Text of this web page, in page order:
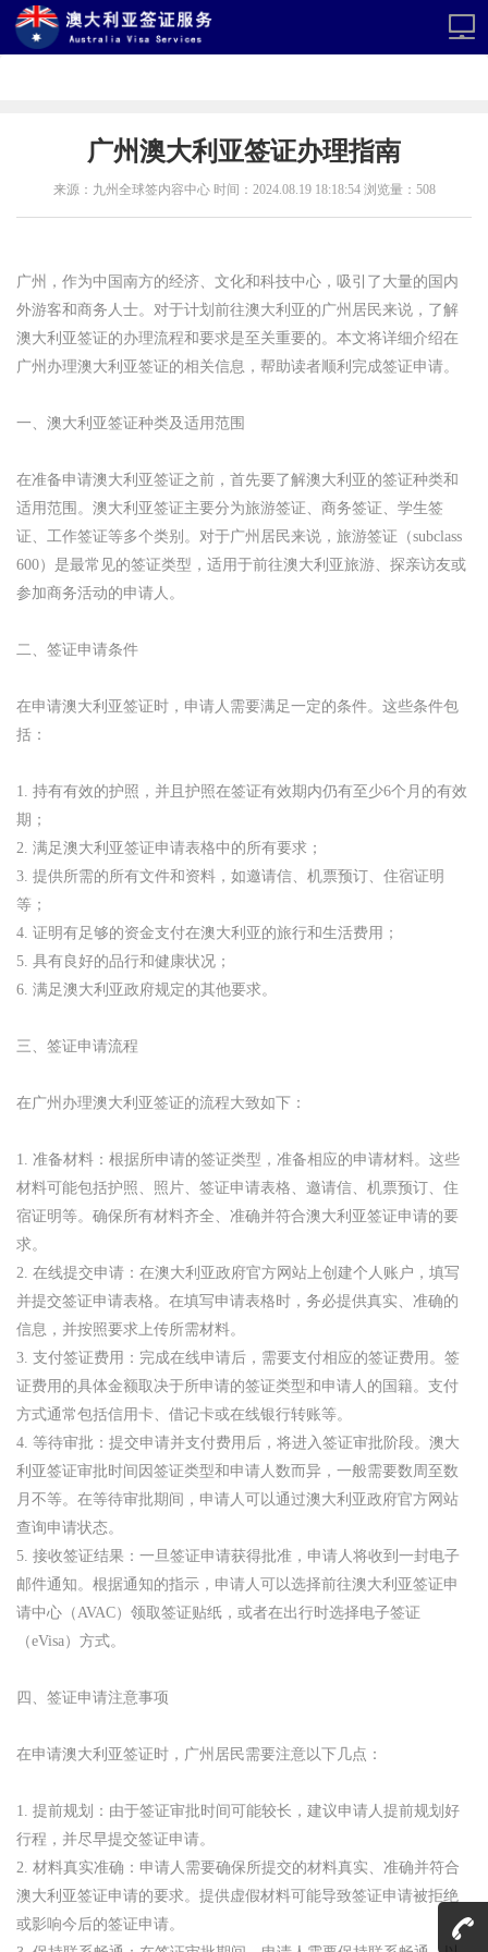
广州澳大利亚签证办理指南
来源：九州全球签内容中心 时间：2024.08.19 18:18:54 浏览量：508
广州，作为中国南方的经济、文化和科技中心，吸引了大量的国内
外游客和商务人士。对于计划前往澳大利亚的广州居民来说，了解
澳大利亚签证的办理流程和要求是至关重要的。本文将详细介绍在
广州办理澳大利亚签证的相关信息，帮助读者顺利完成签证申请。
一、澳大利亚签证种类及适用范围
在准备申请澳大利亚签证之前，首先要了解澳大利亚的签证种类和
适用范围。澳大利亚签证主要分为旅游签证、商务签证、学生签
证、工作签证等多个类别。对于广州居民来说，旅游签证（subclass
600）是最常见的签证类型，适用于前往澳大利亚旅游、探亲访友或
参加商务活动的申请人。
二、签证申请条件
在申请澳大利亚签证时，申请人需要满足一定的条件。这些条件包
括：
1. 持有有效的护照，并且护照在签证有效期内仍有至少6个月的有效
期；
2. 满足澳大利亚签证申请表格中的所有要求；
3. 提供所需的所有文件和资料，如邀请信、机票预订、住宿证明
等；
4. 证明有足够的资金支付在澳大利亚的旅行和生活费用；
5. 具有良好的品行和健康状况；
6. 满足澳大利亚政府规定的其他要求。
三、签证申请流程
在广州办理澳大利亚签证的流程大致如下：
1. 准备材料：根据所申请的签证类型，准备相应的申请材料。这些
材料可能包括护照、照片、签证申请表格、邀请信、机票预订、住
宿证明等。确保所有材料齐全、准确并符合澳大利亚签证申请的要
求。
2. 在线提交申请：在澳大利亚政府官方网站上创建个人账户，填写
并提交签证申请表格。在填写申请表格时，务必提供真实、准确的
信息，并按照要求上传所需材料。
3. 支付签证费用：完成在线申请后，需要支付相应的签证费用。签
证费用的具体金额取决于所申请的签证类型和申请人的国籍。支付
方式通常包括信用卡、借记卡或在线银行转账等。
4. 等待审批：提交申请并支付费用后，将进入签证审批阶段。澳大
利亚签证审批时间因签证类型和申请人数而异，一般需要数周至数
月不等。在等待审批期间，申请人可以通过澳大利亚政府官方网站
查询申请状态。
5. 接收签证结果：一旦签证申请获得批准，申请人将收到一封电子
邮件通知。根据通知的指示，申请人可以选择前往澳大利亚签证申
请中心（AVAC）领取签证贴纸，或者在出行时选择电子签证
（eVisa）方式。
四、签证申请注意事项
在申请澳大利亚签证时，广州居民需要注意以下几点：
1. 提前规划：由于签证审批时间可能较长，建议申请人提前规划好
行程，并尽早提交签证申请。
2. 材料真实准确：申请人需要确保所提交的材料真实、准确并符合
澳大利亚签证申请的要求。提供虚假材料可能导致签证申请被拒绝
或影响今后的签证申请。